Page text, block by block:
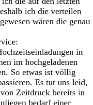
ich die verteilen
wären die genau
in
im hochgeladenen
So etwas ist völlig
Es tut uns leid,
Zeitdruck bereits in
bedarf einer